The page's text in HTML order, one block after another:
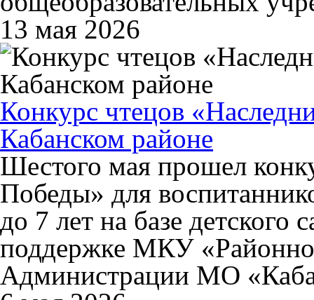
13 мая 2026
Конкурс чтецов
Кабанском районе
Шестого мая прошел
Победы» для
до 7 лет на базе детского
поддержке МКУ
Администрации МО